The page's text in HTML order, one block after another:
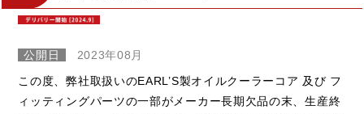
公開日
2023年08月
この度、弊社取扱いのEARL’S製オイルクーラーコア 及び フ
ィッティングパーツの一部がメーカー長期欠品の末、生産終